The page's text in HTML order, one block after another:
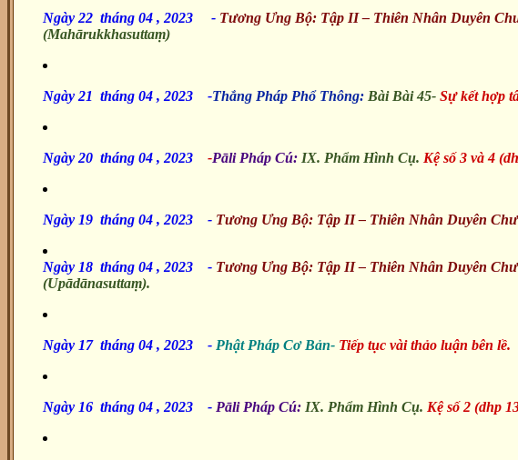
Ngày 22 tháng 04 , 2023 - Tương Ưng Bộ: Tập II – Thiên Nhân Duyên
(Mahārukkhasuttaṃ)
Ngày 21 tháng 04 , 2023 -Thắng Pháp Phổ Thông: Bài Bài 45- Sự kết hợp
Ngày 20 tháng 04 , 2023 -Pāli Pháp Cú: IX. Phẩm Hình Cụ. Kệ số 3 và 4
Ngày 19 tháng 04 , 2023 -Tương Ưng Bộ: Tập II – Thiên Nhân Duyên
Ngày 18 tháng 04 , 2023 - Tương Ưng Bộ: Tập II – Thiên Nhân Duyên
(Upādānasuttaṃ).
Ngày 17 tháng 04 , 2023 - Phật Pháp Cơ Bản- Tiếp tục vài thảo luận bên lề.
Ngày 16 tháng 04 , 2023 - Pāli Pháp Cú: IX. Phẩm Hình Cụ. Kệ số 2 (dhp